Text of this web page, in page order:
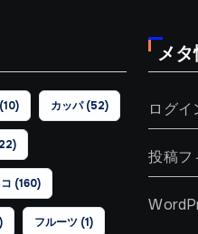
カッパ(52)
(160)
フルーツ (1)
メ
ログイ
投稿フ